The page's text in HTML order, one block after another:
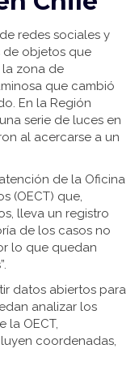
redes sociales y
de objetos que
la zona de
que cambió
En la Región
serie de luces en
al acercarse a un
de la Oficina
(OECT) que,
lleva un registro
de los casos no
lo que quedan
datos abiertos para
analizar los
la OECT,
coordenadas,